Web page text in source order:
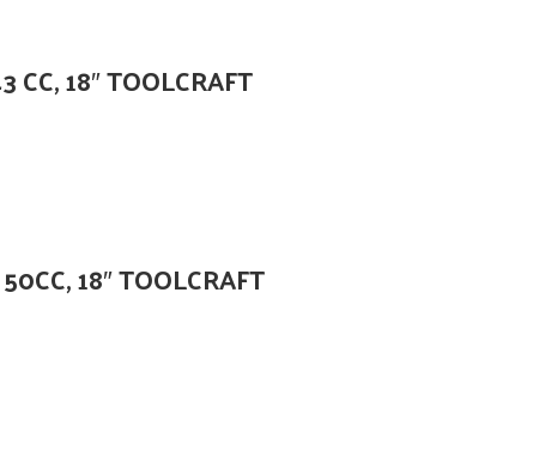
18″ TOOLCRAFT
18″ TOOLCRAFT